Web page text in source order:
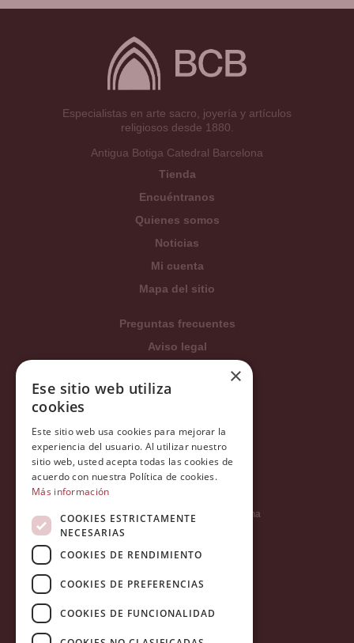
Especialistas en arte sacro, joyería y artículos
religiosos desde 1880.
Antigua Botiga Catedral Barcelona
Tienda
Encuéntranos
Quienes somos
Noticias
Mi cuenta
Mapa del sitio
Preguntas frecuentes
Aviso legal
Condiciones generales
Política de privacidad
Política Integrada
Tratamiento de datos
Carrer del Duc, 12 - 08002 Barcelona
×
Ese sitio web utiliza
cookies
Este sitio web usa cookies para mejorar la
experiencia del usuario. Al utilizar nuestro
sitio web, usted acepta todas las cookies de
acuerdo con nuestra Política de cookies.
Más información
COOKIES ESTRICTAMENTE
NECESARIAS
COOKIES DE RENDIMIENTO
COOKIES DE PREFERENCIAS
COOKIES DE FUNCIONALIDAD